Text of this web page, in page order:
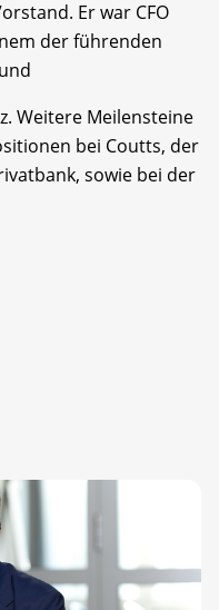
Er war CFO
der führenden
Weitere Meilensteine
bei Coutts, der
sowie bei der